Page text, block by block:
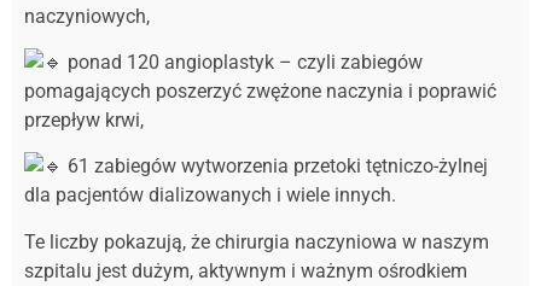
naczyniowych,
ponad 120 angioplastyk – czyli zabiegów
pomagających poszerzyć zwężone naczynia i poprawić
przepływ krwi,
61 zabiegów wytworzenia przetoki tętniczo-żylnej
dla pacjentów dializowanych i wiele innych.
Te liczby pokazują, że chirurgia naczyniowa w naszym
szpitalu jest dużym, aktywnym i ważnym ośrodkiem